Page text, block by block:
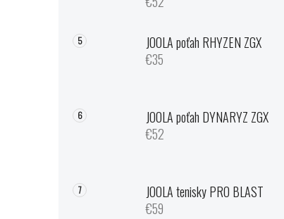
JOOLA poťah RHYZEN ZGX
€35
JOOLA poťah DYNARYZ ZGX
€52
JOOLA tenisky PRO BLAST
€59